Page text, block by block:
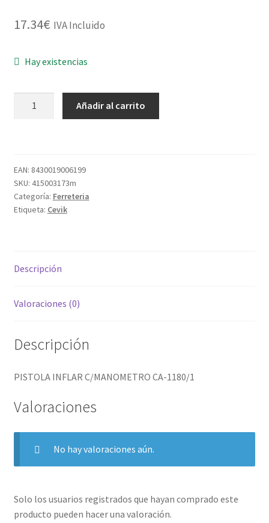
17.34€ IVA Incluido
Hay existencias
cantidad
Añadir al carrito
EAN: 8430019006199
SKU: 415003173m
Categoría: Ferreteria
Etiqueta: Cevik
Descripción
Valoraciones (0)
Descripción
PISTOLA INFLAR C/MANOMETRO CA-1180/1
Valoraciones
No hay valoraciones aún.
Solo los usuarios registrados que hayan comprado este
producto pueden hacer una valoración.